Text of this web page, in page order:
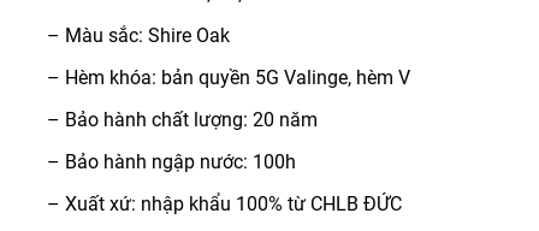
– Màu sắc: Shire Oak
– Hèm khóa: bản quyền 5G Valinge, hèm V
– Bảo hành chất lượng: 20 năm
– Bảo hành ngập nước: 100h
– Xuất xứ: nhập khẩu 100% từ CHLB ĐỨC